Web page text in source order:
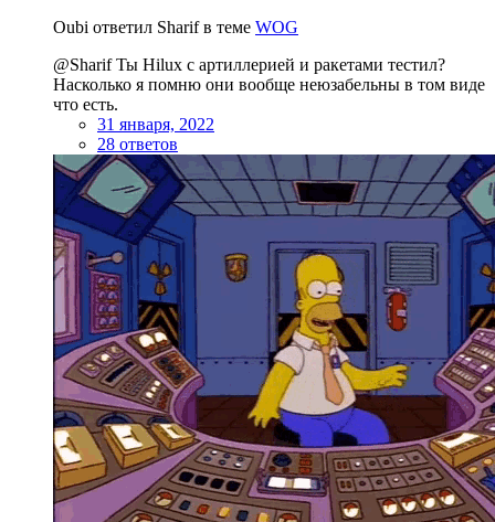
Oubi ответил Sharif в теме WOG
@Sharif Ты Hilux с артиллерией и ракетами тестил?
Насколько я помню они вообще неюзабельны в том виде
что есть.
31 января, 2022
28 ответов